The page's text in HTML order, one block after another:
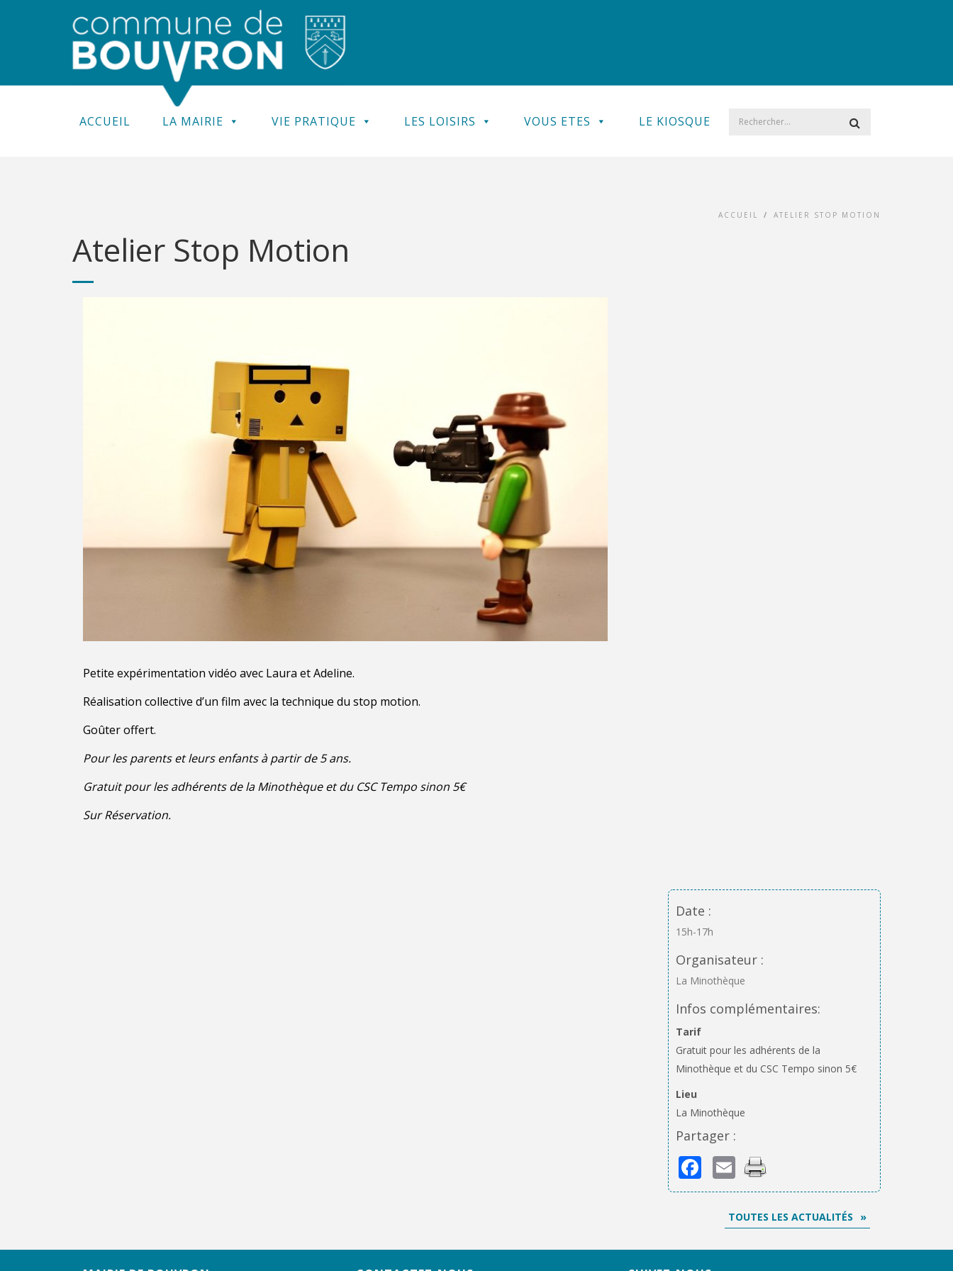
ACCUEIL LA MAIRIE VIE PRATIQUE LES LOISIRS VOUS ETES LE KIOSQUE
ACCUEIL / ATELIER STOP MOTION
Atelier Stop Motion
Petite expérimentation vidéo avec Laura et Adeline.
Réalisation collective d’un film avec la technique du stop motion.
Goûter offert.
Pour les parents et leurs enfants à partir de 5 ans.
Gratuit pour les adhérents de la Minothèque et du CSC Tempo sinon 5€
Sur Réservation.
Date :
15h-17h
Organisateur :
La Minothèque
Infos complémentaires:
Tarif
Gratuit pour les adhérents de la
Minothèque et du CSC Tempo sinon 5€
Lieu
La Minothèque
Partager :
Facebook
Email
TOUTES LES ACTUALITÉS